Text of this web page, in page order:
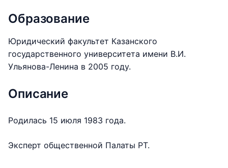
Образование
Юридический факультет Казанского
государственного университета имени В.И.
Ульянова-Ленина в 2005 году.
Описание
Родилась 15 июля 1983 года.
Эксперт общественной Палаты РТ.